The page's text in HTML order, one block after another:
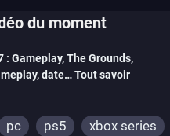
du moment
: Gameplay, The Grounds,
date… Tout savoir
pc ps5
xbox series